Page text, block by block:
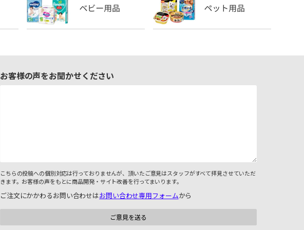
お客様の声をお聞かせください
こちらの投稿への個別対応は行っておりませんが、頂いたご意見はスタッフがすべて拝見させていただ
きます。お客様の声をもとに商品開発・サイト改善を行ってまいります。
ご注文にかかわるお問い合わせはお問い合わせ専用フォームから